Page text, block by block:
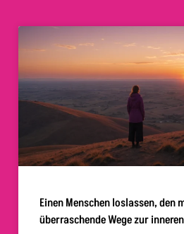
Einen Menschen loslassen, den
überraschende Wege zur